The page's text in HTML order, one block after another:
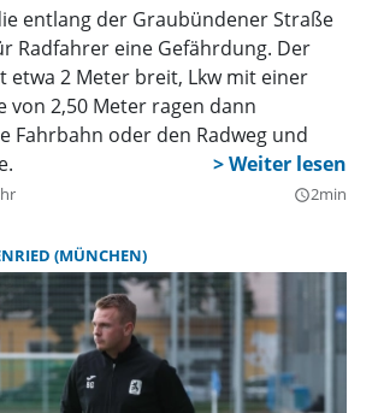
entlang der Graubündener Straße
Radfahrer eine Gefährdung. Der
etwa 2 Meter breit, Lkw mit einer
von 2,50 Meter ragen dann
Fahrbahn oder den Radweg und
query_builder2min
(MÜNCHEN)